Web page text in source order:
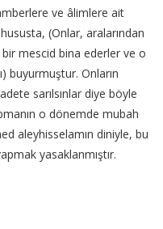
ve âlimlere ait
(Onlar, aralarından
mescid bina ederler ve o
buyurmuştur. Onların
sarılsınlar diye böyle
o dönemde mubah
aleyhisselamın diniyle, bu
yasaklanmıştır.